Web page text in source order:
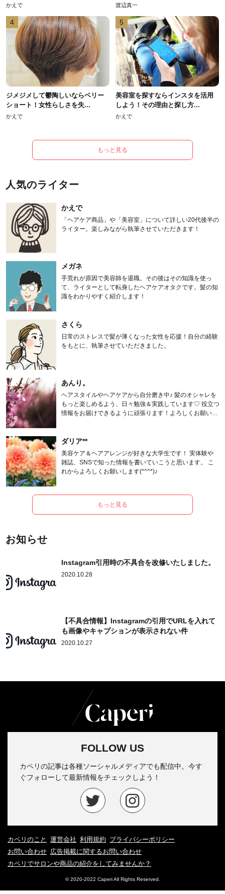
かえで 渡辺真一
4
ジメジメして鬱陶しいならベリー
ショート！女性らしさを失...
かえで
5
美容室を探すならインスタを活用
しよう！その理由と探し方...
かえで
もっと見る
人気のライター
かえで
「ヘアケア商品」や「美容室」について詳しい20代後半の
ライター。楽しみながら執筆させていただきます！
メガネ
手荒れが原因で美容師を退職。その後はその知識を使っ
て、ライターとして転身したヘアケアオタクです。髪の知
識をわかりやすく紹介します！
さくら
日常のストレスで髪が薄くなった女性を応援！自分の経験
をもとに、執筆させていただきました。
あんり。
ヘアスタイルやヘアケアから自分磨き中♪ 髪のオシャレを
もっと楽しめるよう、日々勉強＆実践しています♡ 役立つ
情報をお届けできるように頑張ります！よろしくお願いし
ダリア**
美容ケア＆ヘアアレンジが好きな大学生です！ 実体験や
雑誌、SNSで知った情報を書いていこうと思います。 こ
れからよろしくお願いします(*^^*)♪
もっと見る
お知らせ
Instagram引用時の不具合を改修いたしました。
2020.10.28
【不具合情報】Instagramの引用でURLを入れて
も画像やキャプションが表示されない件
2020.10.27
FOLLOW US
カペリの記事は各種ソーシャルメディアでも配信中。今す
ぐフォローして最新情報をチェックしよう！
カペリのこと 運営会社 利用規約 プライバシーポリシー
お問い合わせ 広告掲載に関するお問い合わせ
カペリでサロンや商品の紹介をしてみませんか？
© 2020-2022 Caperi All Rights Reserved.